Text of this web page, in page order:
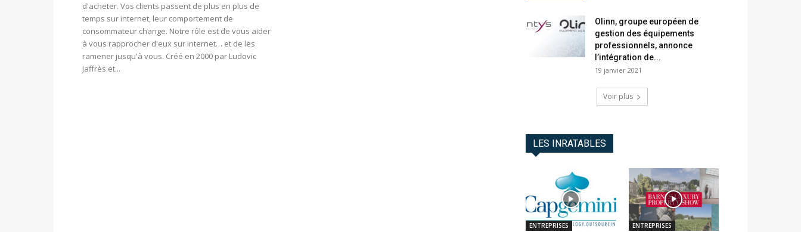
d'acheter. Vos clients passent de plus en plus de
temps sur internet, leur comportement de
consommateur change. Notre rôle est de vous aider
à vous rapprocher d'eux sur internet… et de les
ramener jusqu'à vous. Créé en 2000 par Ludovic
Jaffrès et...
Olinn, groupe européen de
gestion des équipements
professionnels, annonce
l’intégration de...
19 janvier 2021
Voir plus
LES INRATABLES
ENTREPRISES ENTREPRISES